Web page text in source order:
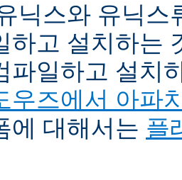
닉스와 유닉스
하고 설치하는
파일하고 설치
우즈에서 아파
에 대해서는 플